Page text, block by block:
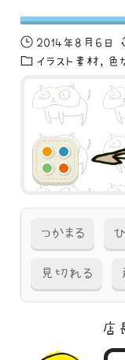
2014年8月6日
イラスト素材
色
つかまる
見切れる
店